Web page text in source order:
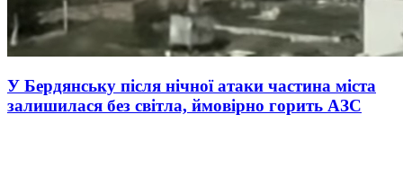
У Бердянську після нічної атаки частина міста
залишилася без світла, ймовірно горить АЗС